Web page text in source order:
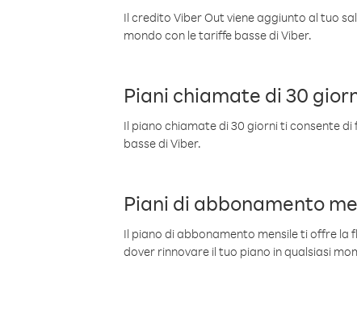
Il credito Viber Out viene aggiunto al tuo
mondo con le tariffe basse di Viber.
Piani chiamate di 30
Il piano chiamate di 30 giorni ti consente
basse di Viber.
Piani di abbonamento
Il piano di abbonamento mensile ti offre la
dover rinnovare il tuo piano in qualsiasi